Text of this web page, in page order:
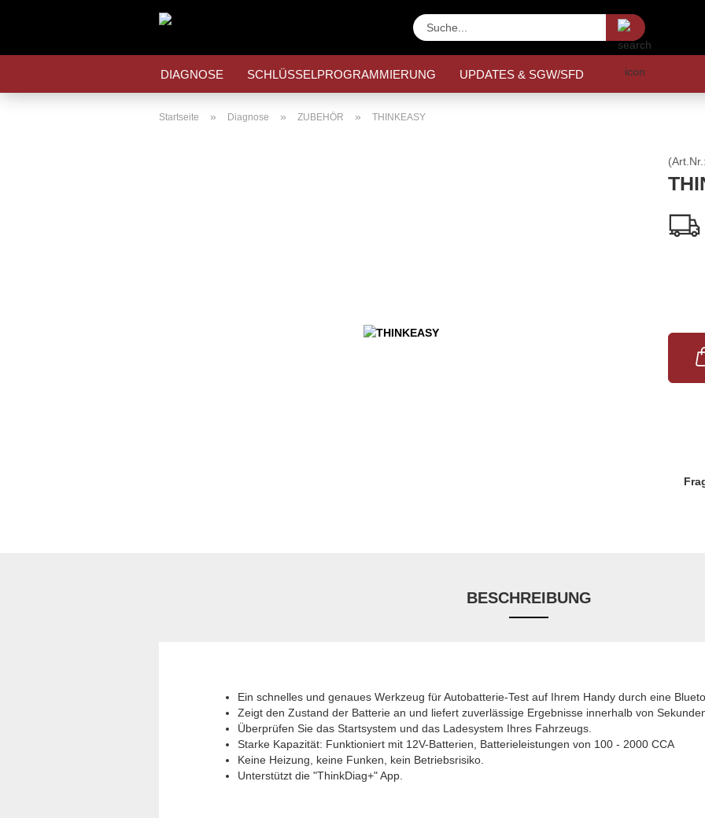
Suche...
DIAGNOSE SCHLÜSSELPROGRAMMIERUNG UPDATES & SGW/SFD
Startseite » Diagnose » ZUBEHÖR » THINKEASY
BESCHREIBUNG
Ein schnelles und genaues Werkzeug für Autobatterie-Test auf Ihrem Handy durch eine
Zeigt den Zustand der Batterie an und liefert zuverlässige Ergebnisse innerhalb von
Überprüfen Sie das Startsystem und das Ladesystem Ihres Fahrzeugs.
Starke Kapazität: Funktioniert mit 12V-Batterien, Batterieleistungen von 100 - 2000 CCA
Keine Heizung, keine Funken, kein Betriebsrisiko.
Unterstützt die "ThinkDiag+" App.